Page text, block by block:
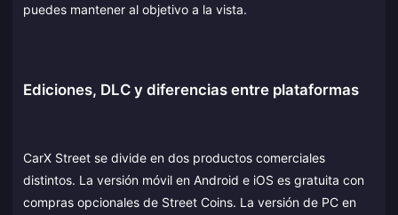
puedes mantener al objetivo a la vista.
Ediciones, DLC y diferencias entre plataformas
CarX Street se divide en dos productos comerciales
distintos. La versión móvil en Android e iOS es gratuita con
compras opcionales de Street Coins. La versión de PC en